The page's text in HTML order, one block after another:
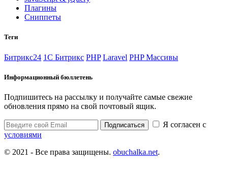
Плагины
Сниппеты
Теги
Битрикс24 1С Битрикс PHP Laravel PHP Массивы
Информационный бюллетень
Подпишитесь на рассылку и получайте самые свежие
обновления прямо на свой почтовый ящик.
Подписаться
Я согласен с
условиями
© 2021 - Все права защищены. obuchalka.net.